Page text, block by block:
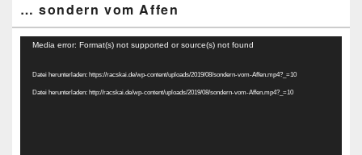
… sondern vom Affen
Video-
Media error: Format(s) not supported or source(s) not found
Datei herunterladen: https://racskai.de/wp-content/uploads/2019/08/sondern-vom-Affen.mp4?_=10
Datei herunterladen: http://racskai.de/wp-content/uploads/2019/08/sondern-vom-Affen.mp4?_=10